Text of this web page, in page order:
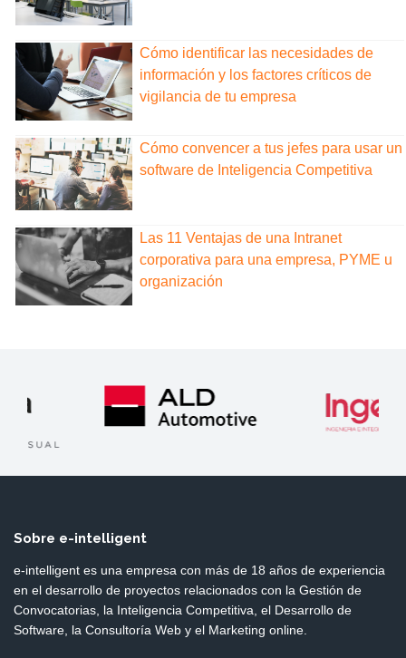
Cómo identificar las necesidades de
información y los factores críticos de
vigilancia de tu empresa
Cómo convencer a tus jefes para usar un
software de Inteligencia Competitiva
Las 11 Ventajas de una Intranet
corporativa para una empresa, PYME u
organización
Sobre e-intelligent
e-intelligent es una empresa con más de 18 años de experiencia
en el desarrollo de proyectos relacionados con la Gestión de
Convocatorias, la Inteligencia Competitiva, el Desarrollo de
Software, la Consultoría Web y el Marketing online.